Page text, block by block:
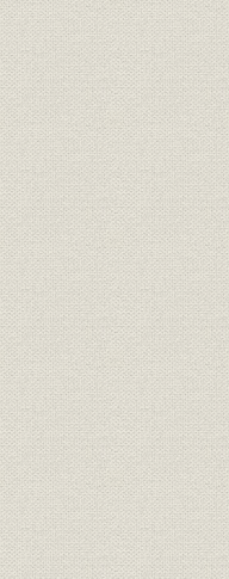
資料